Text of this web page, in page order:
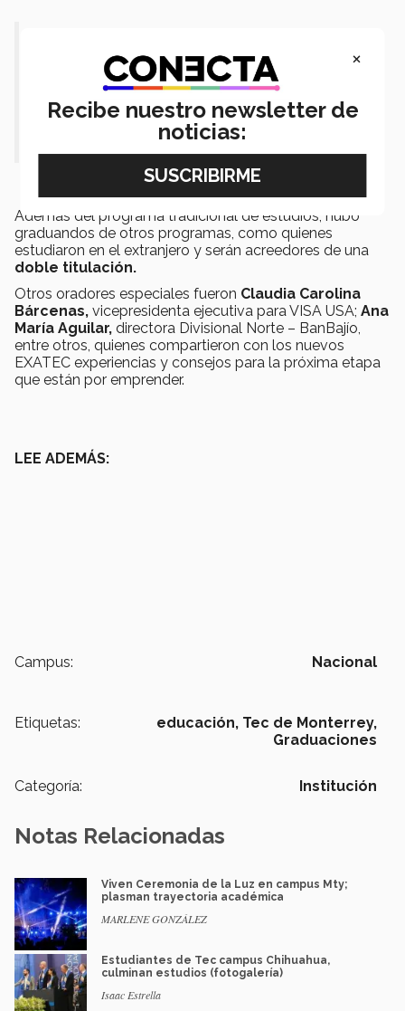
trascendencia, tu huella y el valor
que dejas en este mundo a eso
venimos, a mejorarlo”.
Además del programa tradicional de estudios, hubo
graduandos de otros programas, como quienes
estudiaron en el extranjero y serán acreedores de una
doble titulación.
Otros oradores especiales fueron Claudia Carolina
Bárcenas, vicepresidenta ejecutiva para VISA USA; Ana
María Aguilar, directora Divisional Norte – BanBajío,
entre otros, quienes compartieron con los nuevos
EXATEC experiencias y consejos para la próxima etapa
que están por emprender.
LEE ADEMÁS:
Campus: Nacional
Etiquetas: educación, Tec de Monterrey,
Graduaciones
Categoría: Institución
Notas Relacionadas
Viven Ceremonia de la Luz en campus Mty;
plasman trayectoria académica
MARLENE GONZÁLEZ
Estudiantes de Tec campus Chihuahua,
culminan estudios (fotogalería)
Isaac Estrella
×
Recibe nuestro newsletter de
noticias: